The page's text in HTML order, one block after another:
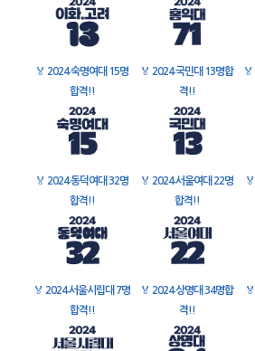
🏅 2024 숙명여대 15명
합격!!
🏅 2024 국민대 13명합
격!!
🏅
🏅 2024 동덕여대 32명
합격!!
🏅 2024 서울여대 22명
합격!!
🏅
🏅 2024 서울시립대 7명
합격!!
🏅 2024 상명대 34명합
격!!
🏅